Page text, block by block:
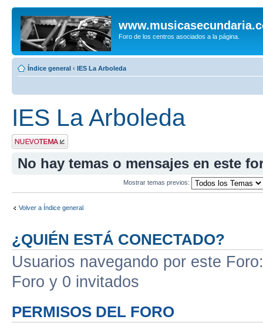
Foro de los centros asociados a la página.
Índice general ‹ IES La Arboleda
IES La Arboleda
Publicar un nuevo
tema
No hay temas o mensajes en este
Mostrar temas previos:
Volver a Índice general
¿QUIÉN ESTÁ CONECTADO?
Usuarios navegando por este
Foro y 0 invitados
PERMISOS DEL FORO